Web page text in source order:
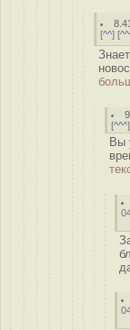
[^^] [
[^^^
Вы